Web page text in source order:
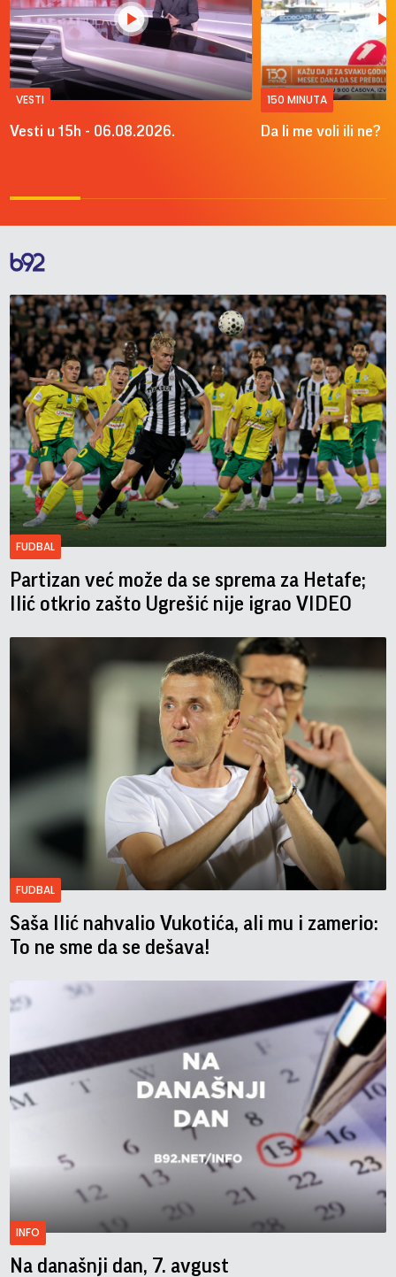
VESTI
Vesti u 15h - 06.08.2026.
150 MINUTA
Da li me voli ili ne?
FUDBAL
Partizan već može da se sprema za Hetafe;
Ilić otkrio zašto Ugrešić nije igrao VIDEO
FUDBAL
Saša Ilić nahvalio Vukotića, ali mu i zamerio:
To ne sme da se dešava!
INFO
Na današnji dan, 7. avgust